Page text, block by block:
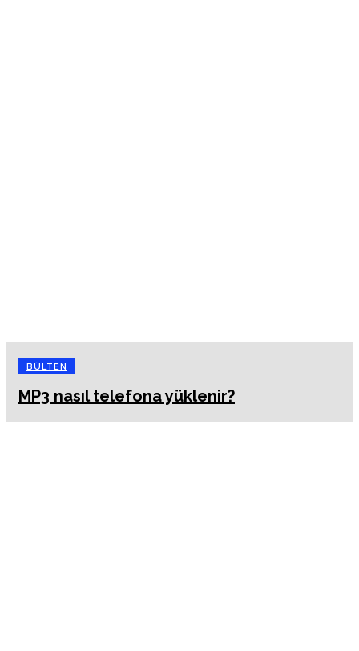
BÜLTEN
MP3 nasıl telefona yüklenir?